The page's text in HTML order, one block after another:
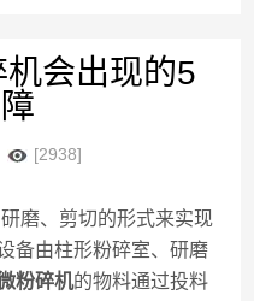
会出现的5
[2938]
磨、剪切的形式来实现
备由柱形粉碎室、研磨
粉碎机的物料通过投料